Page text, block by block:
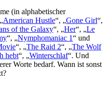
(in alphabetischer
American Hustle“, „Gone Girl“,
of the Galaxy“, „Her“, „Le
“, „Nymphomaniac 1“ und
“, „The Raid 2“, „The Wolf
hebt“, „Winterschlaf“. Und
Worte bedarf. Wann ist sonst